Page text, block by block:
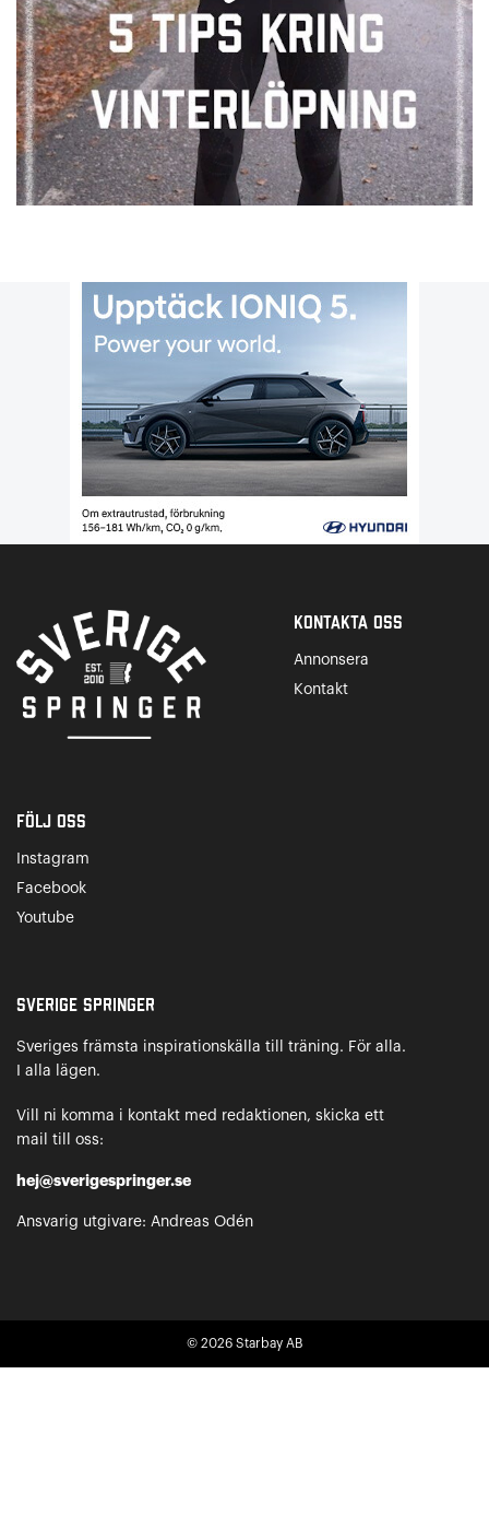
Kontakta Oss
Annonsera
Kontakt
Följ oss
Instagram
Facebook
Youtube
Sverige Springer
Sveriges främsta inspirationskälla till träning. För alla.
I alla lägen.
Vill ni komma i kontakt med redaktionen, skicka ett
mail till oss:
hej@sverigespringer.se
Ansvarig utgivare: Andreas Odén
© 2026 Starbay AB